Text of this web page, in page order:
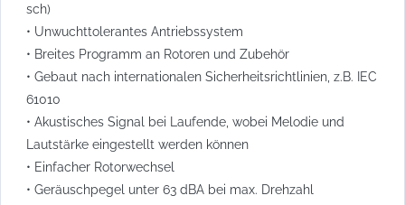
sch)
• Unwuchttolerantes Antriebssystem
• Breites Programm an Rotoren und Zubehör
• Gebaut nach internationalen Sicherheitsrichtlinien, z.B. IEC
61010
• Akustisches Signal bei Laufende, wobei Melodie und
Lautstärke eingestellt werden können
• Einfacher Rotorwechsel
• Geräuschpegel unter 63 dBA bei max. Drehzahl